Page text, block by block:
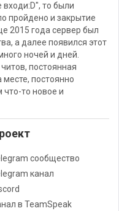
то были
пройдено и закрытие
2015 года сервер был
а далее появился этот
ночей и дней.
постоянная
постоянно
то новое и
сообщество
канал
в TeamSpeak